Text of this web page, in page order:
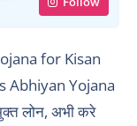
for Kisan
Abhiyan Yojana
लोन, अभी करे